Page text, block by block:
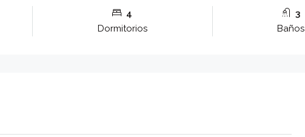
4
Dormitorios
3
Baños